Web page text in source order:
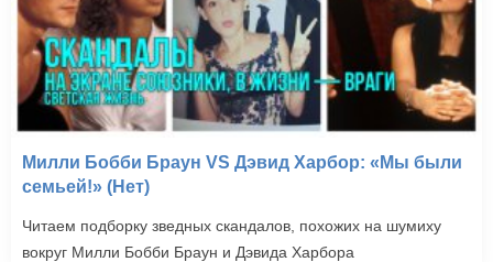
Милли Бобби Браун VS Дэвид Харбор: «Мы были
семьей!» (Нет)
Читаем подборку зведных скандалов, похожих на шумиху
вокруг Милли Бобби Браун и Дэвида Харбора